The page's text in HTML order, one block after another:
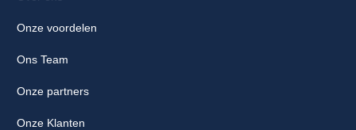
Onze voordelen
Ons Team
Onze partners
Onze Klanten